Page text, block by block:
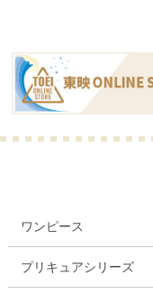
ワンピース
プリキュアシリーズ